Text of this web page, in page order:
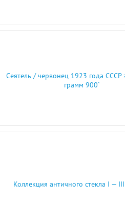
Сеятель / червонец 1923 года СССР
грамм 900`
Коллекция античного стекла I —